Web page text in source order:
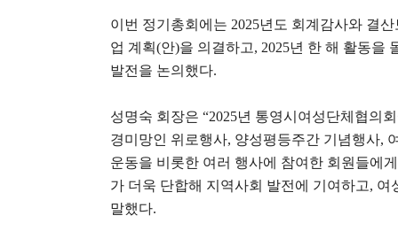
이번 정기총회에는 2025년도 회계감사와 결산
업 계획(안)을 의결하고, 2025년 한 해 활동을
발전을 논의했다.
성명숙 회장은 “2025년 통영시여성단체협의
경미망인 위로행사, 양성평등주간 기념행사,
운동을 비롯한 여러 행사에 참여한 회원들에
가 더욱 단합해 지역사회 발전에 기여하고, 여
말했다.